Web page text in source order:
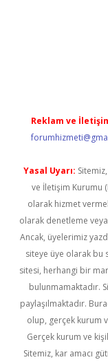
Reklam ve
Yasal Uyarı:
ve İletişim Kurumu
olarak hizmet
olarak denetleme
Ancak, üyelerimiz
siteye üye olarak bu
sitesi, herhangi bir
bulunmamaktadır.
paylaşılmaktadır.
olup, gerçek kurum
Gerçek kurum ve
Sitemiz, kar amacı